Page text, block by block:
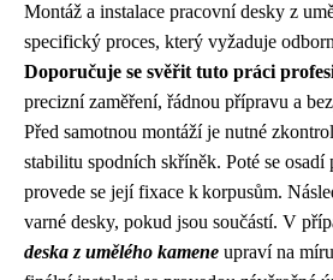
Montáž a instalace pracovní desky z
specifický proces, který vyžaduje
Doporučuje se svěřit tuto práci
precizní zaměření, řádnou přípravu a
Před samotnou montáží je nutné
stabilitu spodních skříněk. Poté se osadí
provede se její fixace k korpusům.
varné desky, pokud jsou součástí. V
deska z umělého kamene upraví na